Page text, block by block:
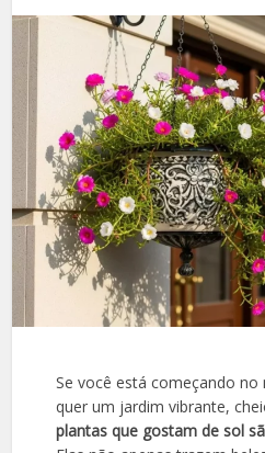
Se você está começando
quer um jardim vibrante,
plantas que gostam de sol